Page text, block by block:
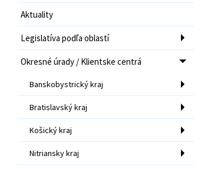
Aktuality
Legislatíva podľa oblastí
Okresné úrady / Klientske centrá
Banskobystrický kraj
Bratislavský kraj
Košický kraj
Nitriansky kraj